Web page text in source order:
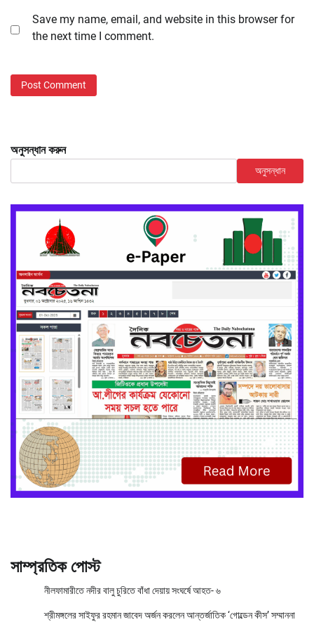
Save my name, email, and website in this browser for
the next time I comment.
অনুসন্ধান করুন
অনুসন্ধান
সাম্প্রতিক পোস্ট
নীলফামারীতে নদীর বালু চুরিতে বাঁধা দেয়ায় সংঘর্ষে আহত- ৬
শ্রীমঙ্গলের সাইফুর রহমান জাবেদ অর্জন করলেন আন্তর্জাতিক ‘গোল্ডেন কীস’ সম্মাননা